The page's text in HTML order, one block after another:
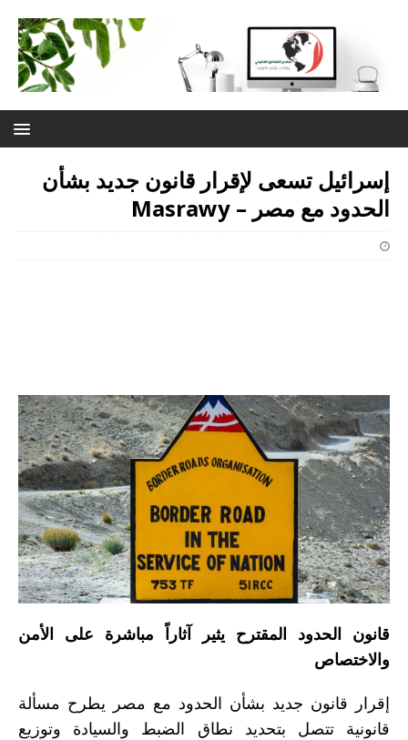
إسرائيل تسعى لإقرار قانون جديد بشأن
الحدود مع مصر – Masrawy
قانون الحدود المقترح يثير آثاراً مباشرة على الأمن
والاختصاص
إقرار قانون جديد بشأن الحدود مع مصر يطرح مسألة
قانونية تتصل بتحديد نطاق الضبط والسيادة وتوزيع